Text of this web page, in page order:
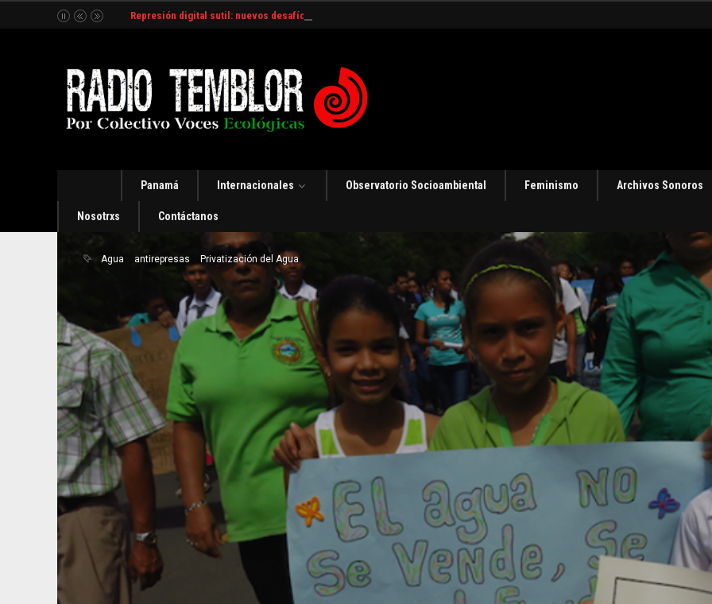
Represión digital sutil: nuevos desafíos y estrategias de resistencia
Panamá Internacionales Observatorio Socioambiental Feminismo Archivos Sonoros
Nosotrxs Contáctanos
Agua antirepresas Privatización del Agua